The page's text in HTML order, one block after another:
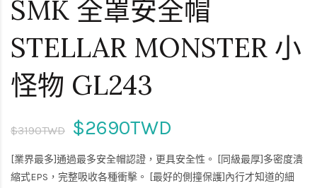
SMK 全罩安全帽
STELLAR MONSTER 小
怪物 GL243
$3190TWD $2690TWD
[業界最多]通過最多安全帽認證，更具安全性。 [同級最厚]多密度潰
縮式EPS，完整吸收各種衝擊。 [最好的側撞保護]內行才知道的細